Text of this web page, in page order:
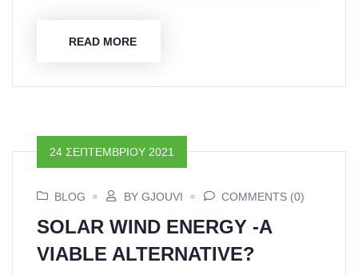
READ MORE
24 ΣΕΠΤΕΜΒΡΊΟΥ 2021
BLOG BY GJOUVI COMMENTS (0)
SOLAR WIND ENERGY -A
VIABLE ALTERNATIVE?